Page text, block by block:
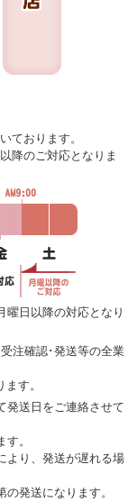
ております。
降のご対応となりま
曜日以降の対応となり
注確認･発送等の全業
す。
発送日をご連絡させて
。
より、発送が遅れる場
発送になります。